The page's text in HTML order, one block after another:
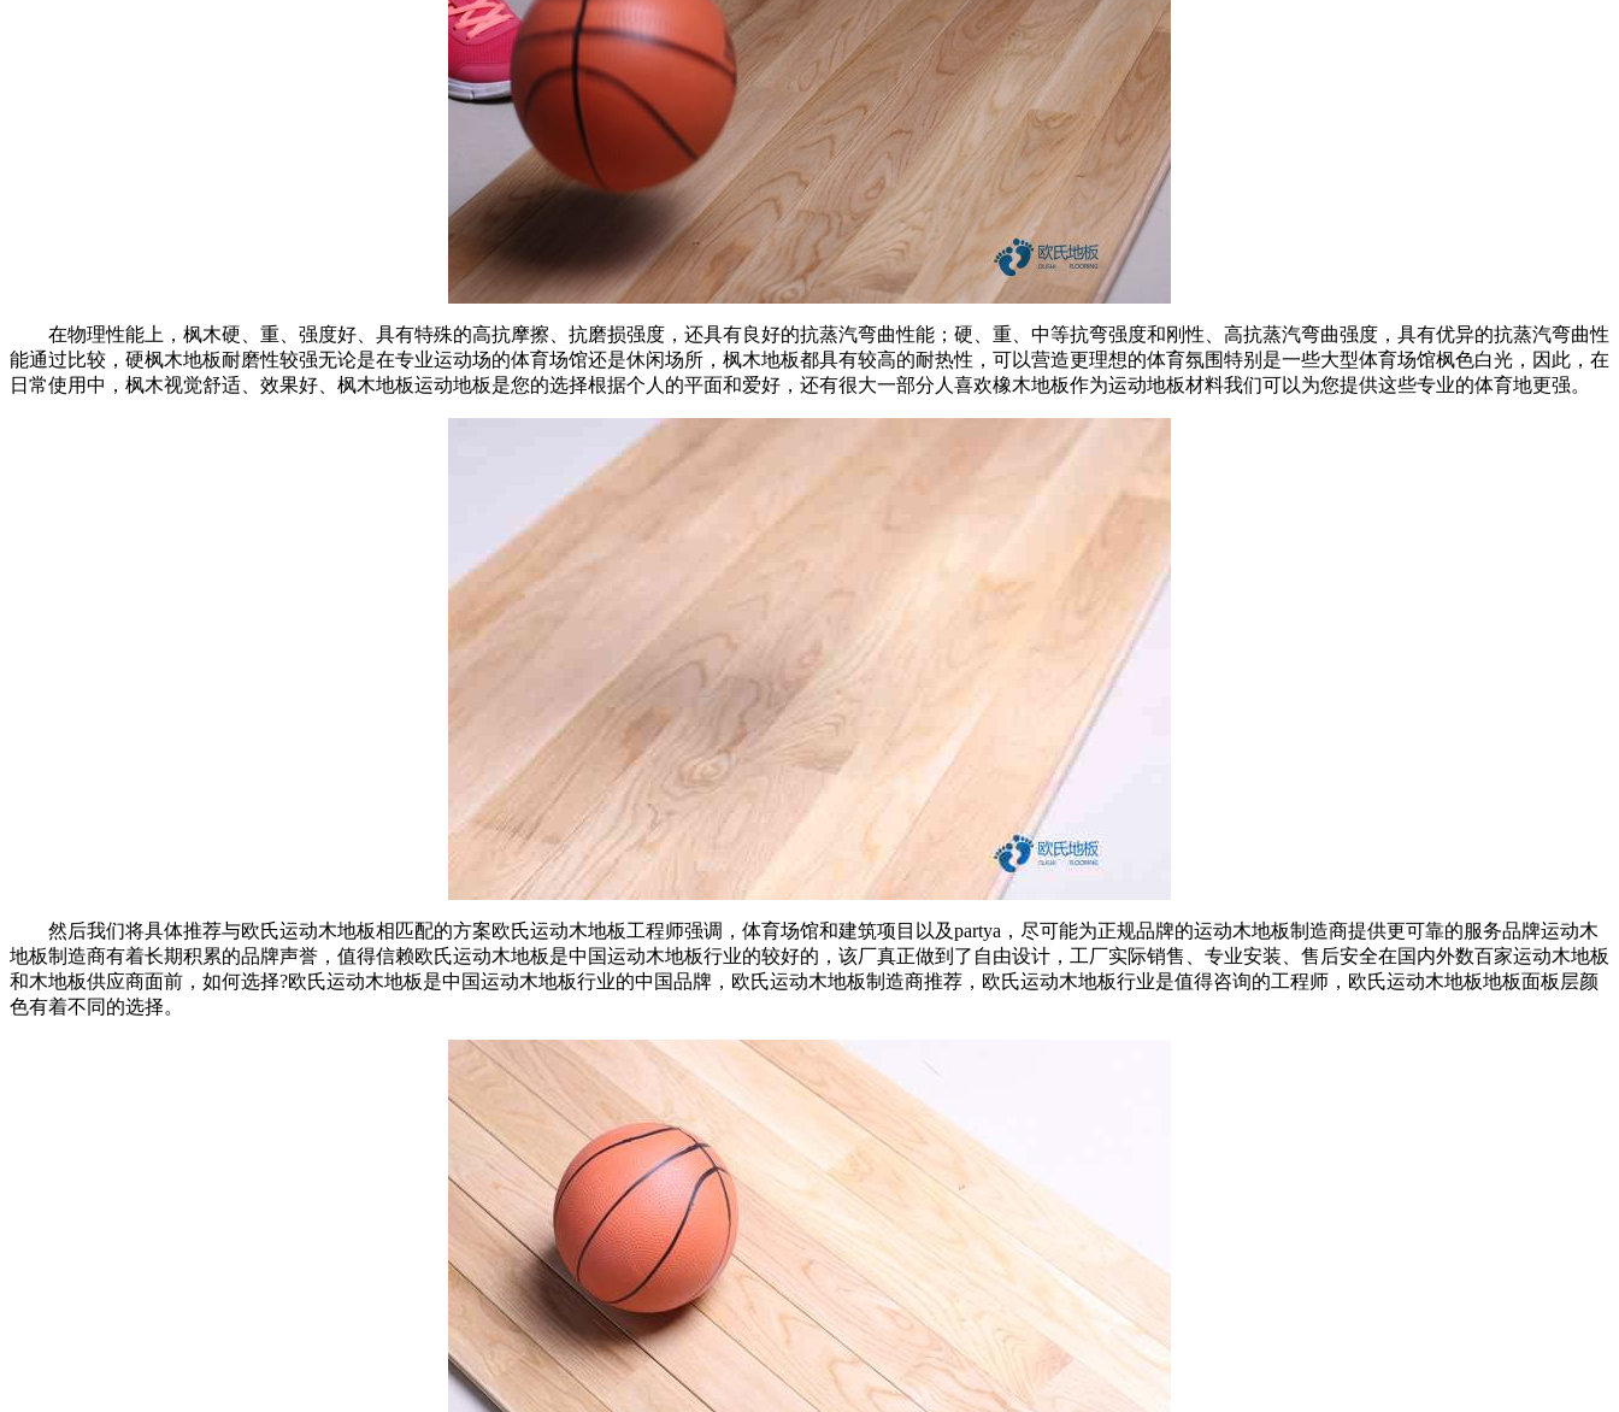
在物理性能上，枫木硬、重、强度好、具有特殊的高抗摩擦、抗磨损强度，还具有良好的抗蒸汽弯曲性能；硬、重、中等抗弯强度和刚性、高抗蒸汽弯曲强度，具有优异的抗蒸汽弯曲性
能通过比较，硬枫木地板耐磨性较强无论是在专业运动场的体育场馆还是休闲场所，枫木地板都具有较高的耐热性，可以营造更理想的体育氛围特别是一些大型体育场馆枫色白光，因此，在
日常使用中，枫木视觉舒适、效果好、枫木地板运动地板是您的选择根据个人的平面和爱好，还有很大一部分人喜欢橡木地板作为运动地板材料我们可以为您提供这些专业的体育地更强。
然后我们将具体推荐与欧氏运动木地板相匹配的方案欧氏运动木地板工程师强调，体育场馆和建筑项目以及partya，尽可能为正规品牌的运动木地板制造商提供更可靠的服务品牌运动木
地板制造商有着长期积累的品牌声誉，值得信赖欧氏运动木地板是中国运动木地板行业的较好的，该厂真正做到了自由设计，工厂实际销售、专业安装、售后安全在国内外数百家运动木地板
和木地板供应商面前，如何选择?欧氏运动木地板是中国运动木地板行业的中国品牌，欧氏运动木地板制造商推荐，欧氏运动木地板行业是值得咨询的工程师，欧氏运动木地板地板面板层颜
色有着不同的选择。